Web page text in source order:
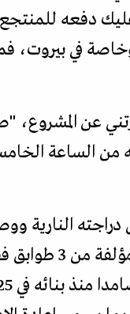
دفعه للمنتجع
في بيروت،
عن المشروع،
الساعة
النارية
الاهتداء إليه، وهو